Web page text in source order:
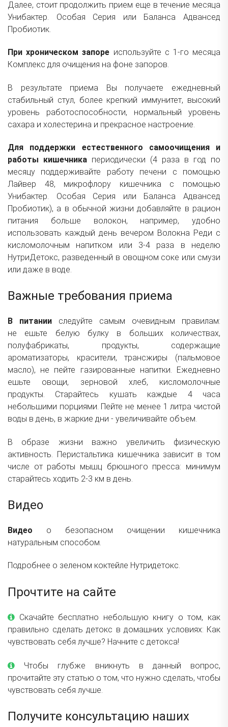
Далее, стоит продолжить прием еще в течение месяца
Унибактер. Особая Серия или Баланса Адвансед
Пробиотик.
При хроническом запоре используйте с 1-го месяца
Комплекс для очищения на фоне запоров.
В результате приема Вы получаете ежедневный
стабильный стул, более крепкий иммунитет, высокий
уровень работоспособности, нормальный уровень
сахара и холестерина и прекрасное настроение.
Для поддержки естественного самоочищения и
работы кишечника периодически (4 раза в год по
месяцу поддерживайте работу печени с помощью
Лайвер 48, микрофлору кишечника с помощью
Унибактер. Особая Серия или Баланса Адвансед
Пробиотик), а в обычной жизни добавляйте в рацион
питания больше волокон, например, удобно
использовать каждый день вечером Волокна Реди с
кисломолочным напитком или 3-4 раза в неделю
НутриДетокс, разведенный в овощном соке или смузи
или даже в воде.
Важные требования приема
В питании следуйте самым очевидным правилам:
не ешьте белую булку в больших количествах,
полуфабрикаты, продукты, содержащие
ароматизаторы, красители, трансжиры (пальмовое
масло), не пейте газированные напитки. Ежедневно
ешьте овощи, зерновой хлеб, кисломолочные
продукты. Старайтесь кушать каждые 4 часа
небольшими порциями. Пейте не менее 1 литра чистой
воды в день, в жаркие дни - увеличивайте объем.
В образе жизни важно увеличить физическую
активность. Перистальтика кишечника зависит в том
числе от работы мышц брюшного пресса: минимум
старайтесь ходить 2-3 км в день.
Видео
Видео
о безопасном очищении кишечника
натуральным способом.
Подробнее о зеленом коктейле Нутридетокс.
Прочтите на сайте
Скачайте бесплатно небольшую книгу о том, как
правильно сделать детокс в домашних условиях: Как
чувствовать себя лучше? Начните с детокса!
Чтобы глубже вникнуть в данный вопрос,
прочитайте эту статью о том, что нужно сделать, чтобы
чувствовать себя лучше.
Получите консультацию наших